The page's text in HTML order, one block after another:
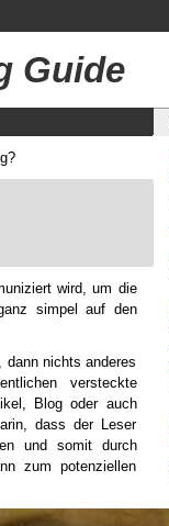
Guide
wird, um die
simpel auf den
nichts anderes
versteckte
Blog oder auch
dass der Leser
und somit durch
zum potenziellen